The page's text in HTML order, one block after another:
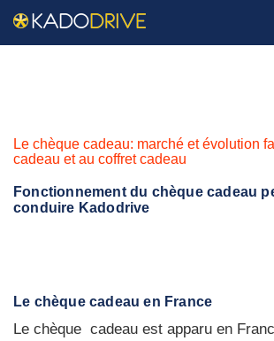
Le chèque cadeau: marché et évolution
cadeau et au coffret cadeau
Fonctionnement du chèque cadeau
conduire Kadodrive
Le chèque cadeau en France
Le chèque cadeau est apparu en